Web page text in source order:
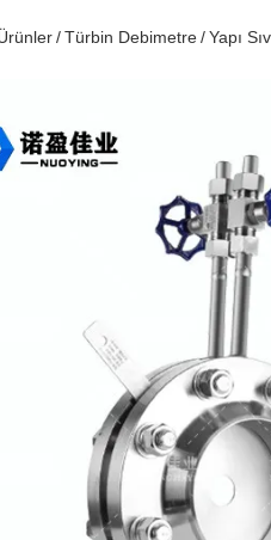
/Türbin Debimetre/Yapı